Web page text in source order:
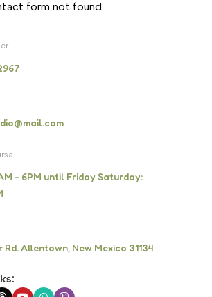
form not found.
- 6PM until Friday Saturday:
Rd. Allentown, New Mexico 31134